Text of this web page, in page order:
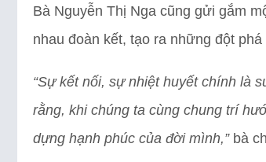
Bà Nguyễn Thị Nga cũng gửi gắm
nhau đoàn kết, tạo ra những đột
“Sự kết nối, sự nhiệt huyết chính là
rằng, khi chúng ta cùng chung trí
dựng hạnh phúc của đời mình,”bà